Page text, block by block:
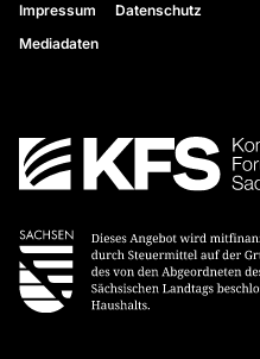
Impressum
Datenschutz
Mediadaten